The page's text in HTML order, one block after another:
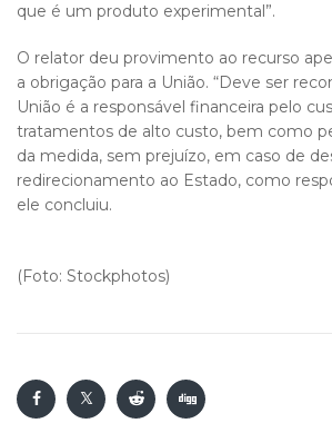
que é um produto experimental”.
O relator deu provimento ao recurso
a obrigação para a União. “Deve ser
União é a responsável financeira pelo
tratamentos de alto custo, bem como
da medida, sem prejuízo, em caso de
redirecionamento ao Estado, como
ele concluiu.
(Foto: Stockphotos)